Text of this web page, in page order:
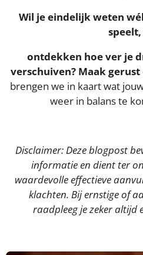
Wil je eindelijk weten
speelt,
ontdekken hoe ver je
verschuiven? Maak
brengen we in kaart wat
weer in balans te
Disclaimer: Deze blogpost
informatie en dient ter
waardevolle effectieve
klachten. Bij ernstige of
raadpleeg je zeker altijd